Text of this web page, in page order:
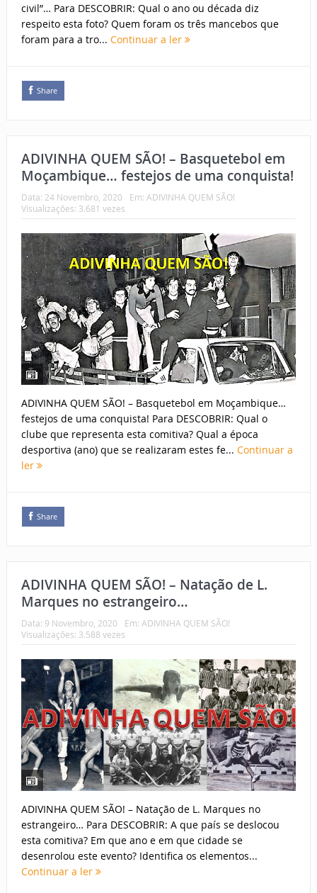
civil”… Para DESCOBRIR: Qual o ano ou década diz
respeito esta foto? Quem foram os três mancebos que
foram para a tro... Continuar a ler
Share
ADIVINHA QUEM SÃO! – Basquetebol em
Moçambique… festejos de uma conquista!
Data: 24 Novembro, 2020 Em: ADIVINHA QUEM SÃO!
Visualizações: 3.681 vezes
ADIVINHA QUEM SÃO! – Basquetebol em Moçambique…
festejos de uma conquista! Para DESCOBRIR: Qual o
clube que representa esta comitiva? Qual a época
desportiva (ano) que se realizaram estes fe... Continuar a
ler
Share
ADIVINHA QUEM SÃO! – Natação de L.
Marques no estrangeiro…
Data: 9 Novembro, 2020 Em: ADIVINHA QUEM SÃO!
Visualizações: 3.588 vezes
ADIVINHA QUEM SÃO! – Natação de L. Marques no
estrangeiro… Para DESCOBRIR: A que país se deslocou
esta comitiva? Em que ano e em que cidade se
desenrolou este evento? Identifica os elementos...
Continuar a ler